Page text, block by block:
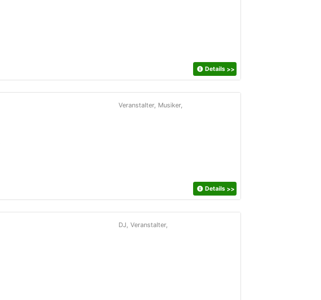
Details >>
Veranstalter, Musiker,
Details >>
DJ, Veranstalter,